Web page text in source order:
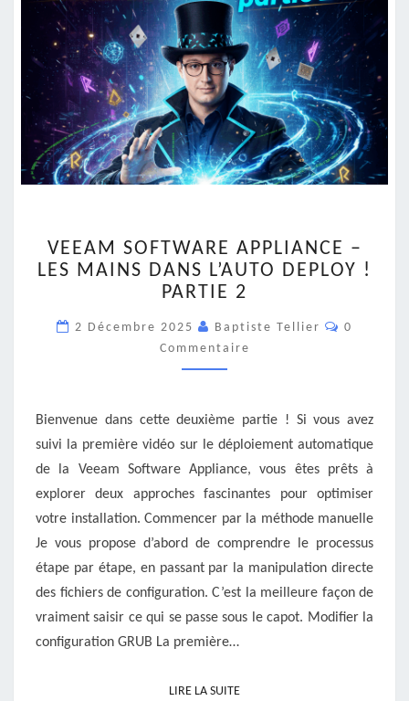
SOFTWARE
APPLIANCE
–
MAINS
DANS
L’AUTO
PARTIE
2
VEEAM SOFTWARE APPLIANCE –
LES MAINS DANS L’AUTO DEPLOY !
PARTIE 2
2 Décembre 2025 Baptiste Tellier
0
Commentaire
Bienvenue dans cette deuxième partie ! Si vous avez
suivi la première vidéo sur le déploiement automatique
de la Veeam Software Appliance, vous êtes prêts à
explorer deux approches fascinantes pour optimiser
votre installation. Commencer par la méthode manuelle
Je vous propose d’abord de comprendre le processus
étape par étape, en passant par la manipulation directe
des fichiers de configuration. C’est la meilleure façon de
vraiment saisir ce qui se passe sous le capot. Modifier la
configuration GRUB La première…
LIRE LA SUITELIRE LA SUITE